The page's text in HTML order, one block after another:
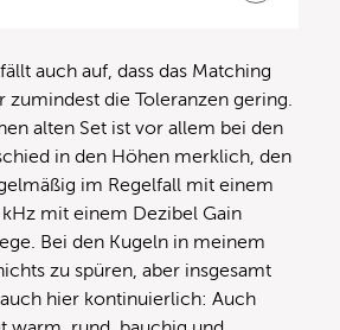
auch auf, dass das Matching
zumindest die Toleranzen gering.
alten Set ist vor allem bei den
in den Höhen merklich, den
im Regelfall mit einem
mit einem Dezibel Gain
Bei den Kugeln in meinem
zu spüren, aber insgesamt
hier kontinuierlich: Auch